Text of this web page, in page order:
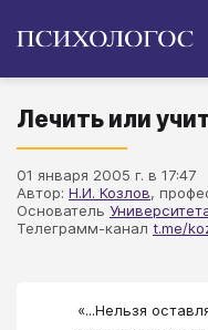
Лечить или
01 января 2005 г. в 17:47
Автор: Н.И. Козлов,
Основатель
Телеграмм-канал t.me/
«...Нельзя